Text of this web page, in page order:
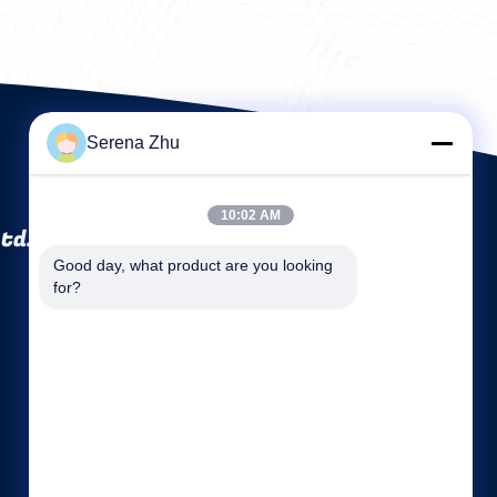
Serena Zhu
10:02 AM
Good day, what product are you looking
for?